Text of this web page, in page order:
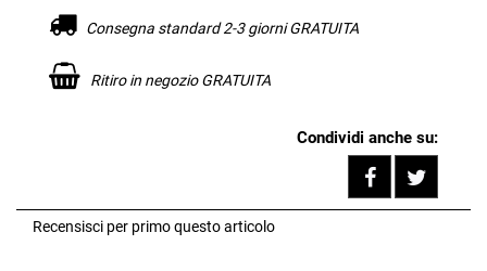
Consegna standard 2-3 giorni GRATUITA
Ritiro in negozio GRATUITA
Condividi anche su:
Recensisci per primo questo articolo